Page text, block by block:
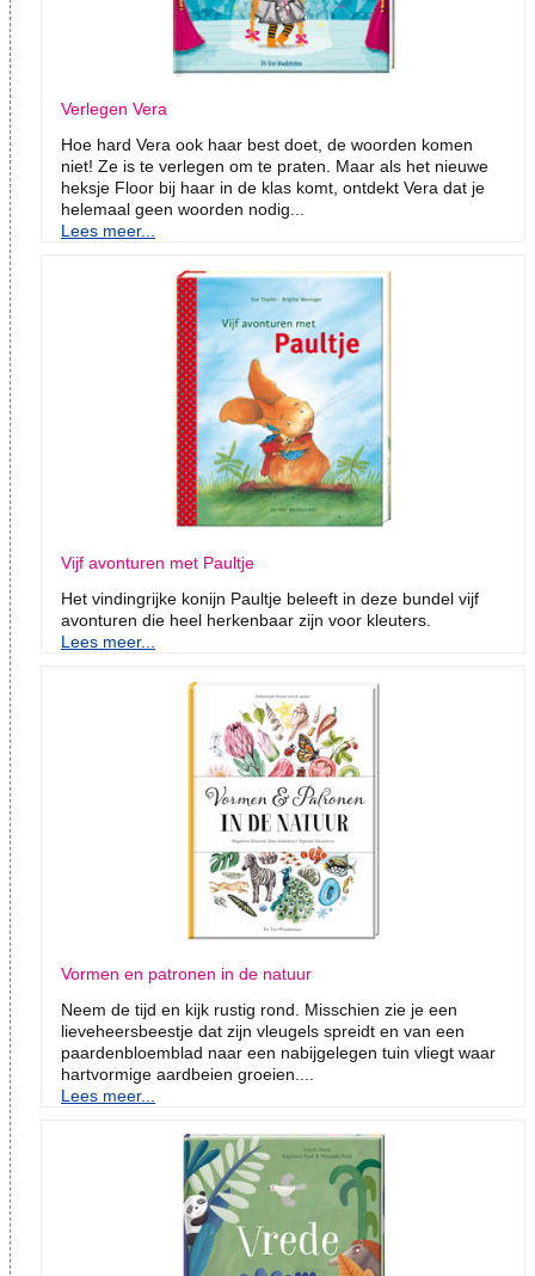
Verlegen Vera
Hoe hard Vera ook haar best doet, de woorden komen
niet! Ze is te verlegen om te praten. Maar als het nieuwe
heksje Floor bij haar in de klas komt, ontdekt Vera dat je
helemaal geen woorden nodig...
Lees meer...
Vijf avonturen met Paultje
Het vindingrijke konijn Paultje beleeft in deze bundel vijf
avonturen die heel herkenbaar zijn voor kleuters.
Lees meer...
Vormen en patronen in de natuur
Neem de tijd en kijk rustig rond. Misschien zie je een
lieveheersbeestje dat zijn vleugels spreidt en van een
paardenbloemblad naar een nabijgelegen tuin vliegt waar
hartvormige aardbeien groeien....
Lees meer...